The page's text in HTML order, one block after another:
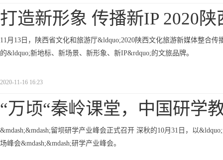
打造新形象 传播新IP 2020陕
11月13日，陕西省文化和旅游厅&ldquo;2020陕西文化旅游新媒体整合
的&ldquo;新地标、新场景、新形象、新IP&rdquo;的文旅品牌。
2020-11-16 16:23
“万顷“秦岭课堂，中国研学
&mdash;&mdash;留坝研学产业峰会正式召开 深秋的10月31日，以
场峰会&mdash;&mdash;研学产业峰会。